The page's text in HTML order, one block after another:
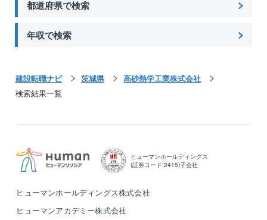
都道府県で検索
年収で検索
建設転職ナビ 茨城県
高砂熱学工業株式会社
検索結果一覧
ヒューマンホールディングス
(証券コード:2415)子会社
ヒューマンホールディングス株式会社
ヒューマンアカデミー株式会社